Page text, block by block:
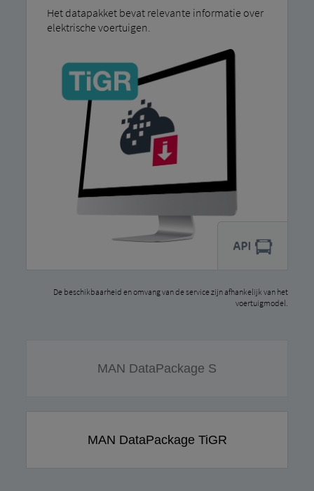
Het datapakket bevat relevante informatie over
elektrische voertuigen.
De beschikbaarheid en omvang van de service zijn afhankelijk van het
voertuigmodel.
MAN DataPackage S
MAN DataPackage TiGR